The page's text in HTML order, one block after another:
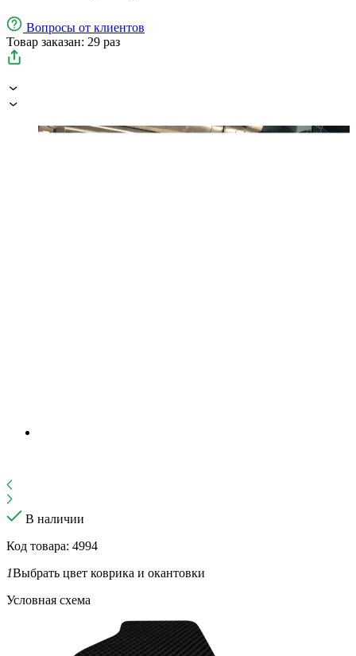
Вопросы от клиентов
Товар заказан: 29 раз
В наличии
Код товара: 4994
1Выбрать цвет коврика и окантовки
Условная схема